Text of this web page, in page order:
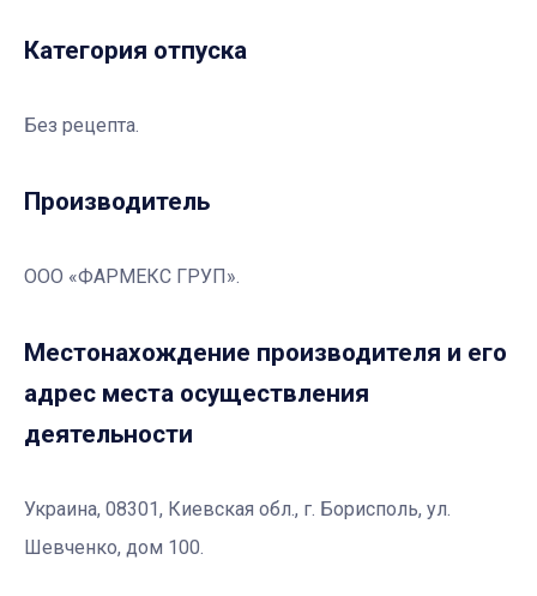
Категория отпуска
Без рецепта.
Производитель
ООО «ФАРМЕКС ГРУП».
Местонахождение производителя и его
адрес места осуществления
деятельности
Украина, 08301, Киевская обл., г. Борисполь, ул.
Шевченко, дом 100.